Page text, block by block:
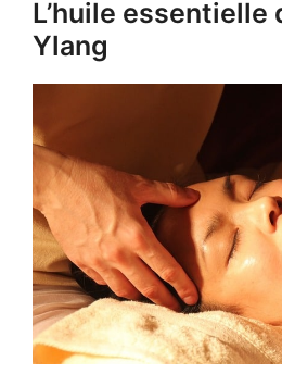
L’huile essentielle
Ylang